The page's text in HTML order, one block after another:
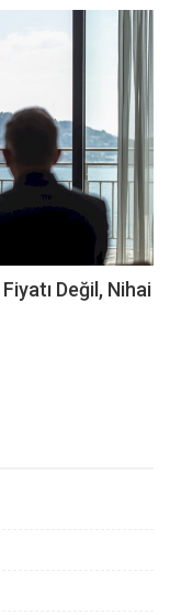
Değil, Nihai